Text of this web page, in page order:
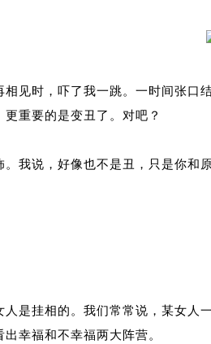
见时，吓了我一跳。一时间张
重要的是变丑了。对吧？
我说，好像也不是丑，只是你和
是挂相的。我们常常说，某女人
幸福和不幸福两大阵营。